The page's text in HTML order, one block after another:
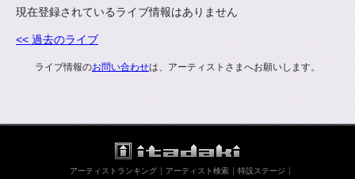
現在登録されているライブ情報はありません
<< 過去のライブ
ライブ情報のお問い合わせは、アーティストさまへお願いします。
アーティストランキング アーティスト検索
特設ステージ